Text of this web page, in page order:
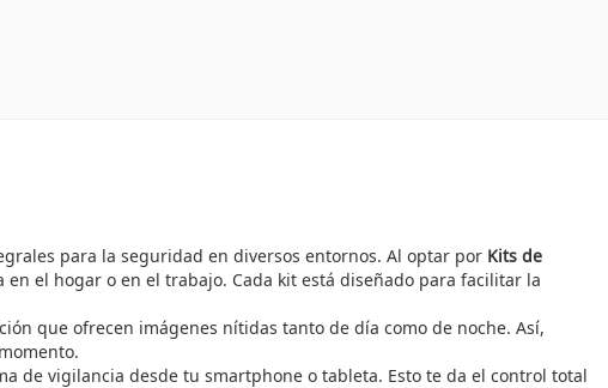
para la seguridad en diversos entornos. Al optar por Kits de
el hogar o en el trabajo. Cada kit está diseñado para facilitar la
que ofrecen imágenes nítidas tanto de día como de noche. Así,
de vigilancia desde tu smartphone o tableta. Esto te da el control total